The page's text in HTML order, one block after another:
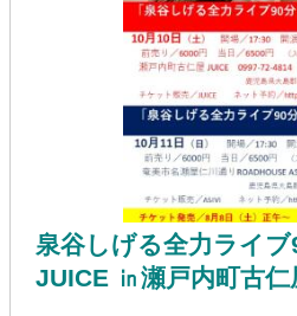
泉谷しげる全力ライブ
JUICE ㏌瀬戸内町古仁